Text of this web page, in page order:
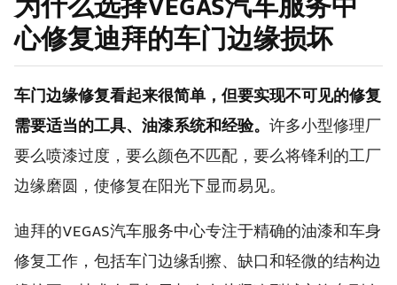
为什么选择VEGAS汽车服务中
心修复迪拜的车门边缘损坏
车门边缘修复看起来很简单，但要实现不可见的修复
需要适当的工具、油漆系统和经验。 许多小型修理厂
要么喷漆过度，要么颜色不匹配，要么将锋利的工厂
边缘磨圆，使修复在阳光下显而易见。
迪拜的VEGAS汽车服务中心专注于精确的油漆和车身
修复工作，包括车门边缘刮擦、缺口和轻微的结构边